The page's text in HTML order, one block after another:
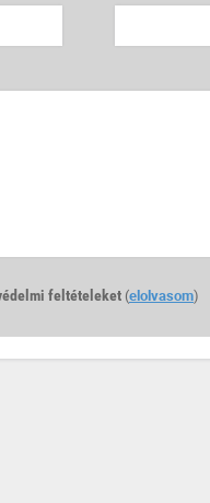
feltételeket (elolvasom)